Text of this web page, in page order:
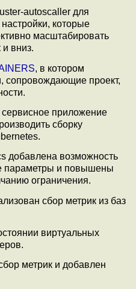
autoscaller для
которые
масштабировать
и вниз.
, в котором
сопровождающие проект,
приложение
сборку
добавлена возможность
параметры и повышены
ограничения.
сбор метрик из баз
виртуальных
метрик и добавлен